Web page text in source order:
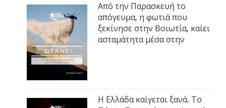
Από την Παρασκευή το
απόγευμα, η φωτιά που
ξεκίνησε στην Βοιωτία, καίει
ασταμάτητα μέσα στην
Η Ελλάδα καίγεται ξανά. Το